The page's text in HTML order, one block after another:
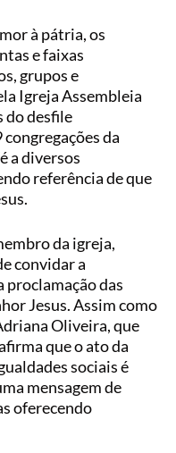
à pátria, os
e faixas
grupos e
Igreja Assembleia
do desfile
da
a diversos
referência de que
da igreja,
convidar a
proclamação das
Jesus. Assim como
Oliveira, que
que o ato da
sociais é
mensagem de
oferecendo